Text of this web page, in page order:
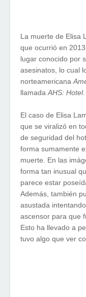
La muerte de Elisa
que ocurrió en
lugar conocido por
asesinatos, lo cual
norteamericana
llamada AHS: Hotel.
El caso de Elisa
que se viralizó en
de seguridad del
forma sumamente
muerte. En las
forma tan inusual
parece estar
Además, también
asustada
ascensor para que
Esto ha llevado a
tuvo algo que ver